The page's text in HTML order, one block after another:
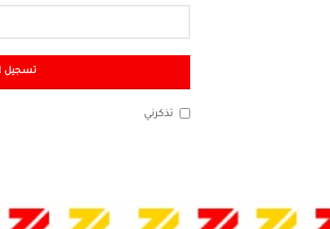
تسجيل
تذكرني